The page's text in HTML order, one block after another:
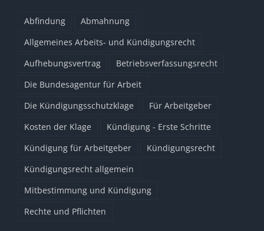
Abfindung
Abmahnung
Allgemeines Arbeits- und Kündigungsrecht
Aufhebungsvertrag
Betriebsverfassungsrecht
Die Bundesagentur für Arbeit
Die Kündigungsschutzklage
Für Arbeitgeber
Kosten der Klage
Kündigung - Erste Schritte
Kündigung für Arbeitgeber
Kündigungsrecht
Kündigungsrecht allgemein
Mitbestimmung und Kündigung
Rechte und Pflichten